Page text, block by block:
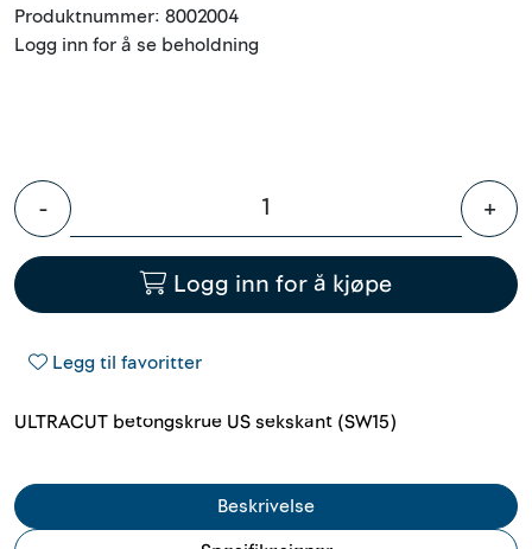
Produktnummer: 8002004
Logg inn for å se beholdning
- +
Logg inn for å kjøpe
Legg til favoritter
ULTRACUT betongskrue US sekskant (SW15)
Beskrivelse
Verktøy og tilbehør
Prosjekter
Kontakt